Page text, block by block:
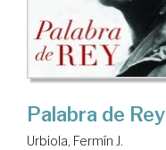
Palabra de Rey
Urbiola, Fermín J.